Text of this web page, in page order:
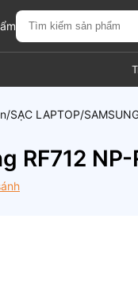
SẠC LAPTOP
RF712 NP-